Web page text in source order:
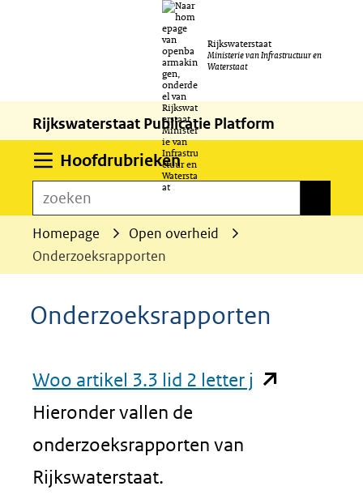
naar
de
inhoud
Rijkswaterstaat
Ministerie van Infrastructuur en
Waterstaat
Rijkswaterstaat Publicatie Platform
HoofdrubriekenUitklappen
zoeken
Homepage
Open overheid
Onderzoeksrapporten
Onderzoeksrapporten
Woo artikel 3.3 lid 2 letter j (opent
Hieronder vallen de
onderzoeksrapporten van
Rijkswaterstaat.